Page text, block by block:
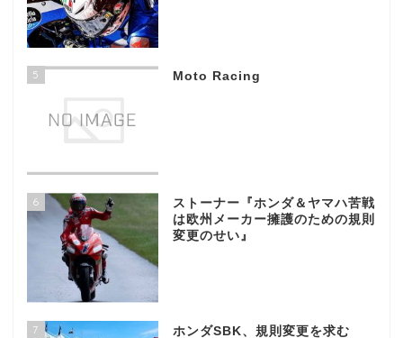
5 Moto Racing
6
ストーナー『ホンダ＆ヤマハ苦戦
は欧州メーカー擁護のための規則
変更のせい』
7
ホンダSBK、規則変更を求む